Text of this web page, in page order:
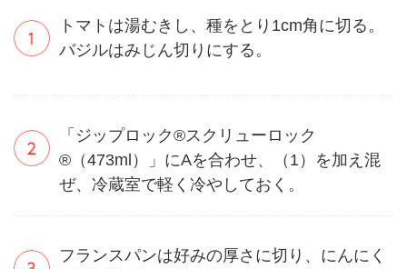
トマトは湯むきし、種をとり1cm角に切る。
バジルはみじん切りにする。
「ジップロック®スクリューロック
®（473ml）」にAを合わせ、（1）を加え混
ぜ、冷蔵室で軽く冷やしておく。
フランスパンは好みの厚さに切り、にんにく